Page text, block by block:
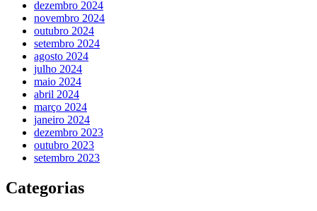
dezembro 2024
novembro 2024
outubro 2024
setembro 2024
agosto 2024
julho 2024
maio 2024
abril 2024
março 2024
janeiro 2024
dezembro 2023
outubro 2023
setembro 2023
Categorias